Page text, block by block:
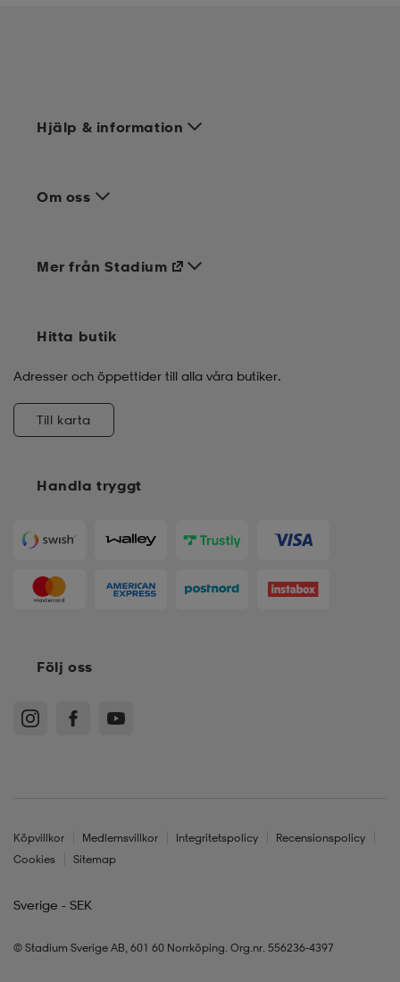
Hjälp & information
Om oss
Handla tryggt
Mer från Stadium
Hitta butik
Adresser och öppettider till alla våra butiker.
Till karta
Följ oss
Köpvillkor Medlemsvillkor Integritetspolicy
Recensionspolicy
Cookies
Sitemap
Sverige - SEK
© Stadium Sverige AB, 601 60 Norrköping. Org.nr. 556236-4397